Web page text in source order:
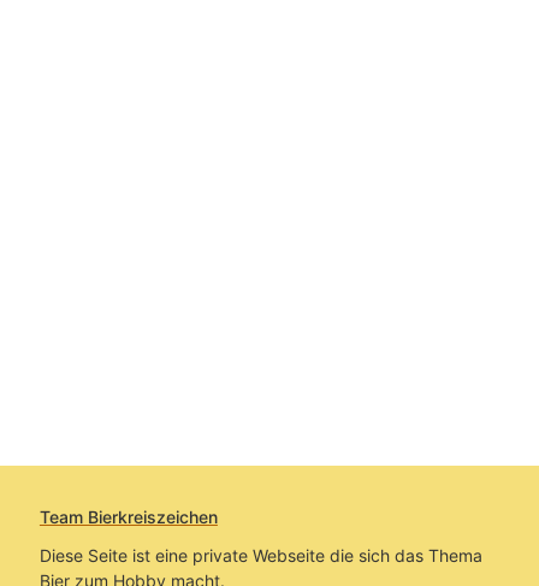
Team Bierkreiszeichen
Diese Seite ist eine private Webseite die sich das Thema
Bier zum Hobby macht.